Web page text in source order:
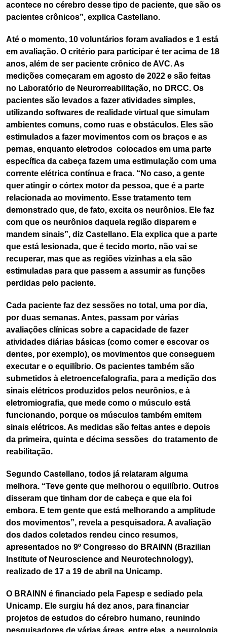
acontece no cérebro desse tipo de paciente, que são os
pacientes crônicos”, explica Castellano.
Até o momento, 10 voluntários foram avaliados e 1 está
em avaliação. O critério para participar é ter acima de 18
anos, além de ser paciente crônico de AVC. As
medições começaram em agosto de 2022 e são feitas
no Laboratório de Neurorreabilitação, no DRCC. Os
pacientes são levados a fazer atividades simples,
utilizando softwares de realidade virtual que simulam
ambientes comuns, como ruas e obstáculos. Eles são
estimulados a fazer movimentos com os braços e as
pernas, enquanto eletrodos colocados em uma parte
específica da cabeça fazem uma estimulação com uma
corrente elétrica contínua e fraca. “No caso, a gente
quer atingir o córtex motor da pessoa, que é a parte
relacionada ao movimento. Esse tratamento tem
demonstrado que, de fato, excita os neurônios. Ele faz
com que os neurônios daquela região disparem e
mandem sinais”, diz Castellano. Ela explica que a parte
que está lesionada, que é tecido morto, não vai se
recuperar, mas que as regiões vizinhas a ela são
estimuladas para que passem a assumir as funções
perdidas pelo paciente.
Cada paciente faz dez sessões no total, uma por dia,
por duas semanas. Antes, passam por várias
avaliações clínicas sobre a capacidade de fazer
atividades diárias básicas (como comer e escovar os
dentes, por exemplo), os movimentos que conseguem
executar e o equilíbrio. Os pacientes também são
submetidos à eletroencefalografia, para a medição dos
sinais elétricos produzidos pelos neurônios, e à
eletromiografia, que mede como o músculo está
funcionando, porque os músculos também emitem
sinais elétricos. As medidas são feitas antes e depois
da primeira, quinta e décima sessões do tratamento de
reabilitação.
Segundo Castellano, todos já relataram alguma
melhora. “Teve gente que melhorou o equilíbrio. Outros
disseram que tinham dor de cabeça e que ela foi
embora. E tem gente que está melhorando a amplitude
dos movimentos”, revela a pesquisadora. A avaliação
dos dados coletados rendeu cinco resumos,
apresentados no 9º Congresso do BRAINN (Brazilian
Institute of Neuroscience and Neurotechnology),
realizado de 17 a 19 de abril na Unicamp.
O BRAINN é financiado pela Fapesp e sediado pela
Unicamp. Ele surgiu há dez anos, para financiar
projetos de estudos do cérebro humano, reunindo
pesquisadores de várias áreas, entre elas, a neurologia,